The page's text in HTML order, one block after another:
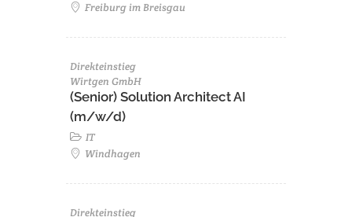
Freiburg im Breisgau
Direkteinstieg
Wirtgen GmbH
(Senior) Solution Architect AI
(m/w/d)
IT
Windhagen
Direkteinstieg